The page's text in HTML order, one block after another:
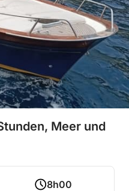
Meer und
8h00